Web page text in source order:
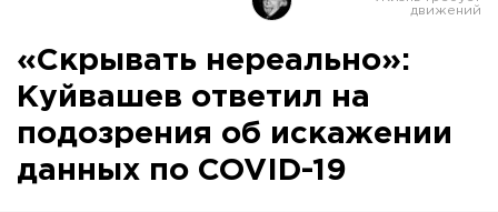
Оренбург
«Скрывать нереально»:
Куйвашев ответил на
подозрения об искажении
данных по COVID-19